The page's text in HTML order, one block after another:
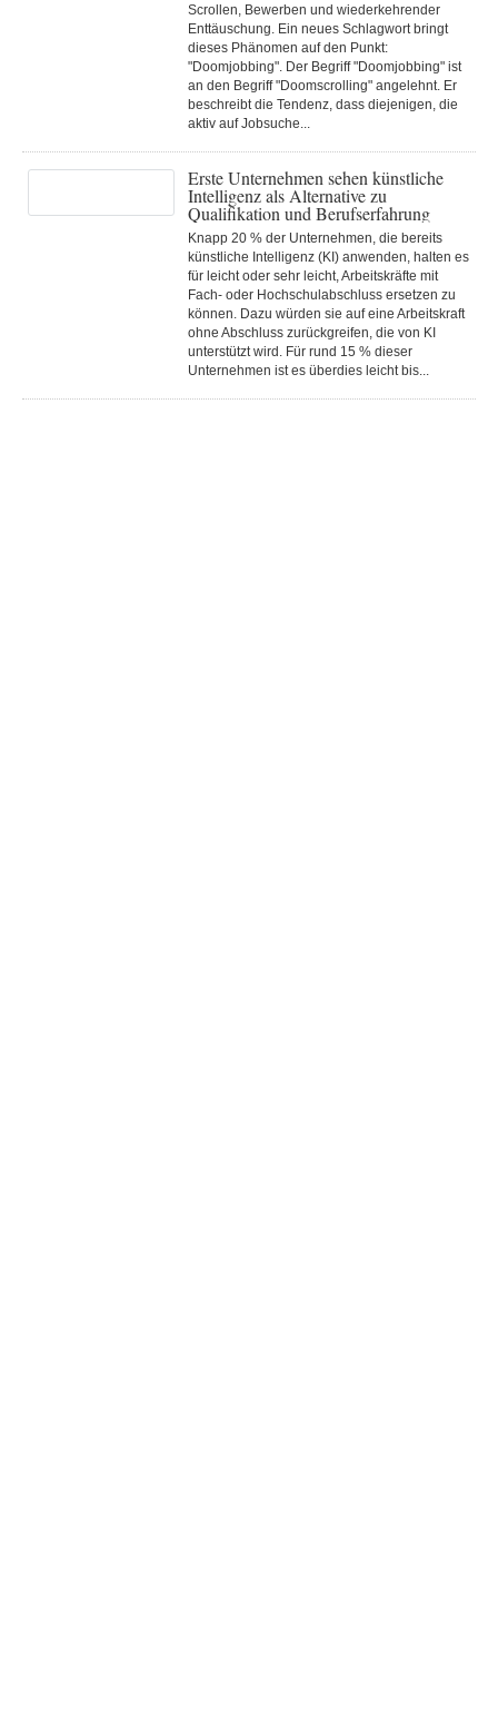
Scrollen, Bewerben und wiederkehrender
Enttäuschung. Ein neues Schlagwort bringt
dieses Phänomen auf den Punkt:
"Doomjobbing". Der Begriff "Doomjobbing" ist
an den Begriff "Doomscrolling" angelehnt. Er
beschreibt die Tendenz, dass diejenigen, die
aktiv auf Jobsuche...
Erste Unternehmen sehen künstliche
Intelligenz als Alternative zu
Qualifikation und Berufserfahrung
Knapp 20 % der Unternehmen, die bereits
künstliche Intelligenz (KI) anwenden, halten es
für leicht oder sehr leicht, Arbeitskräfte mit
Fach- oder Hochschulabschluss ersetzen zu
können. Dazu würden sie auf eine Arbeitskraft
ohne Abschluss zurückgreifen, die von KI
unterstützt wird. Für rund 15 % dieser
Unternehmen ist es überdies leicht bis...